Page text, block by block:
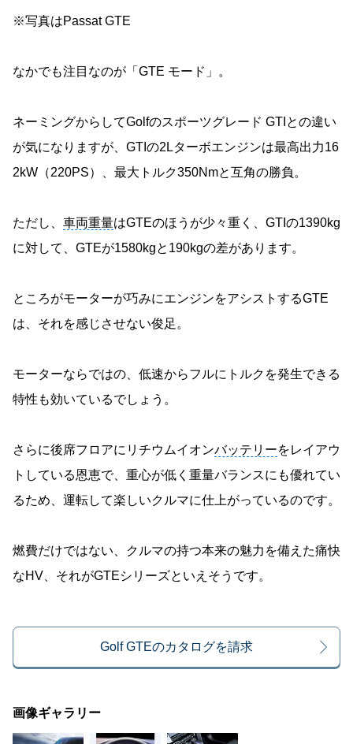
※写真はPassat GTE
なかでも注目なのが「GTE モード」。
ネーミングからしてGolfのスポーツグレード GTIとの違い
が気になりますが、GTIの2Lターボエンジンは最高出力16
2kW（220PS）、最大トルク350Nmと互角の勝負。
ただし、 車両重量はGTEのほうが少々重く、GTIの1390kg
に対して、GTEが1580kgと190kgの差があります。
ところがモーターが巧みにエンジンをアシストするGTE
は、それを感じさせない俊足。
モーターならではの、低速からフルにトルクを発生できる
特性も効いているでしょう。
さらに後席フロアにリチウムイオンバッテリーをレイアウ
トしている恩恵で、重心が低く重量バランスにも優れてい
るため、運転して楽しいクルマに仕上がっているのです。
燃費だけではない、クルマの持つ本来の魅力を備えた痛快
なHV、それがGTEシリーズといえそうです。
Golf GTEのカタログを請求
画像ギャラリー